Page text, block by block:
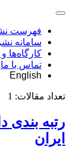
فهرست
سامانه
تماس با ما
English
تعداد مقالات: 1
رتبه بندی
ایران